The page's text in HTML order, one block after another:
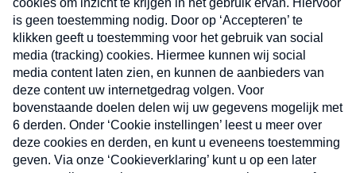
Nieuwsbrief